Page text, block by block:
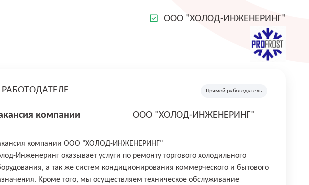
ООО "ХОЛОД-ИНЖЕНЕРИНГ"
Прямой работодатель
компании ООО "ХОЛОД-ИНЖЕНЕРИНГ"
компании ООО "ХОЛОД-ИНЖЕНЕРИНГ"
Инженеринг оказывает услуги по ремонту торгового холодильного
а так же систем кондиционирования коммерческого и бытового
Кроме того, мы осуществляем техническое обслуживание